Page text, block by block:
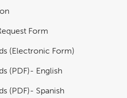
Form
(Electronic Form)
(PDF)- English
(PDF)- Spanish